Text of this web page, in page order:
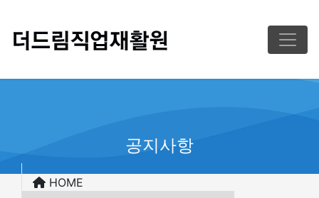
공지사항
HOME